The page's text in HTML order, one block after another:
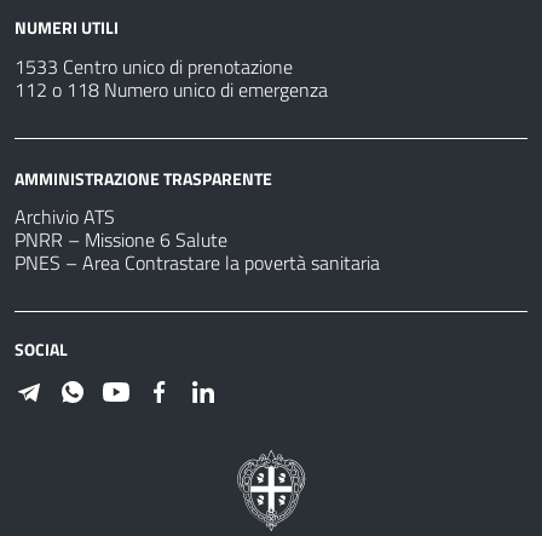
NUMERI UTILI
1533 Centro unico di prenotazione
112 o 118 Numero unico di emergenza
AMMINISTRAZIONE TRASPARENTE
Archivio ATS
PNRR – Missione 6 Salute
PNES – Area Contrastare la povertà sanitaria
SOCIAL